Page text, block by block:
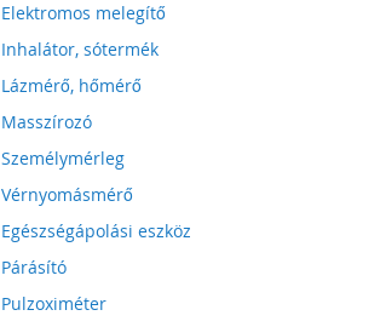
Elektromos melegítő
Inhalátor, sótermék
Lázmérő, hőmérő
Masszírozó
Személymérleg
Vérnyomásmérő
Egészségápolási eszköz
Párásító
Pulzoximéter